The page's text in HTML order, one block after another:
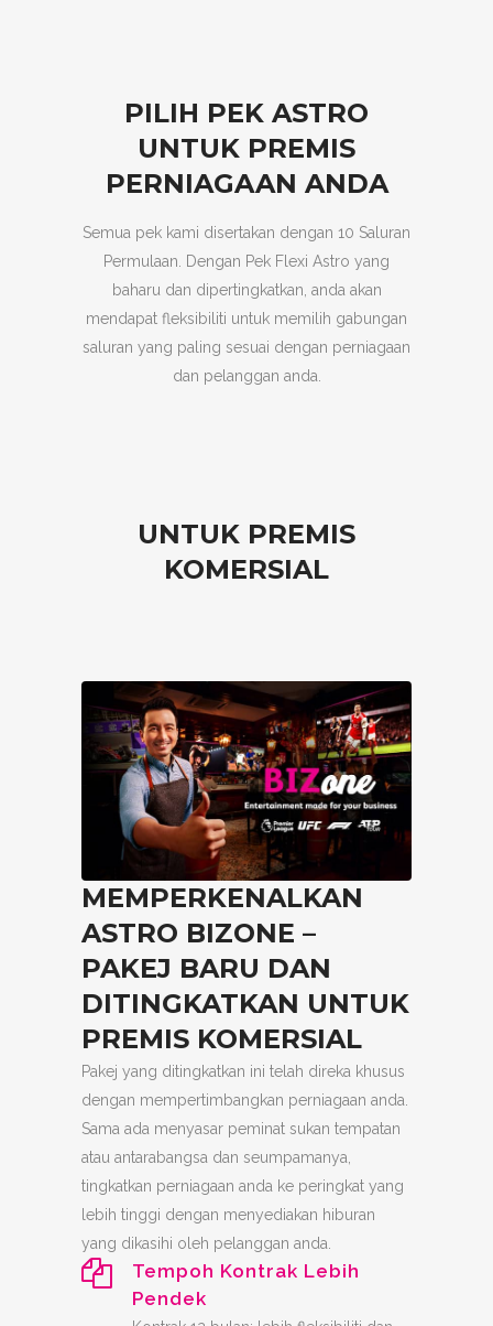
PILIH PEK ASTRO
UNTUK PREMIS
PERNIAGAAN ANDA
Semua pek kami disertakan dengan 10 Saluran
Permulaan. Dengan Pek Flexi Astro yang
baharu dan dipertingkatkan, anda akan
mendapat fleksibiliti untuk memilih gabungan
saluran yang paling sesuai dengan perniagaan
dan pelanggan anda.
UNTUK PREMIS
KOMERSIAL
MEMPERKENALKAN
ASTRO BIZONE –
PAKEJ BARU DAN
DITINGKATKAN UNTUK
PREMIS KOMERSIAL
Pakej yang ditingkatkan ini telah direka khusus
dengan mempertimbangkan perniagaan anda.
Sama ada menyasar peminat sukan tempatan
atau antarabangsa dan seumpamanya,
tingkatkan perniagaan anda ke peringkat yang
lebih tinggi dengan menyediakan hiburan
yang dikasihi oleh pelanggan anda.
Tempoh Kontrak Lebih
Pendek